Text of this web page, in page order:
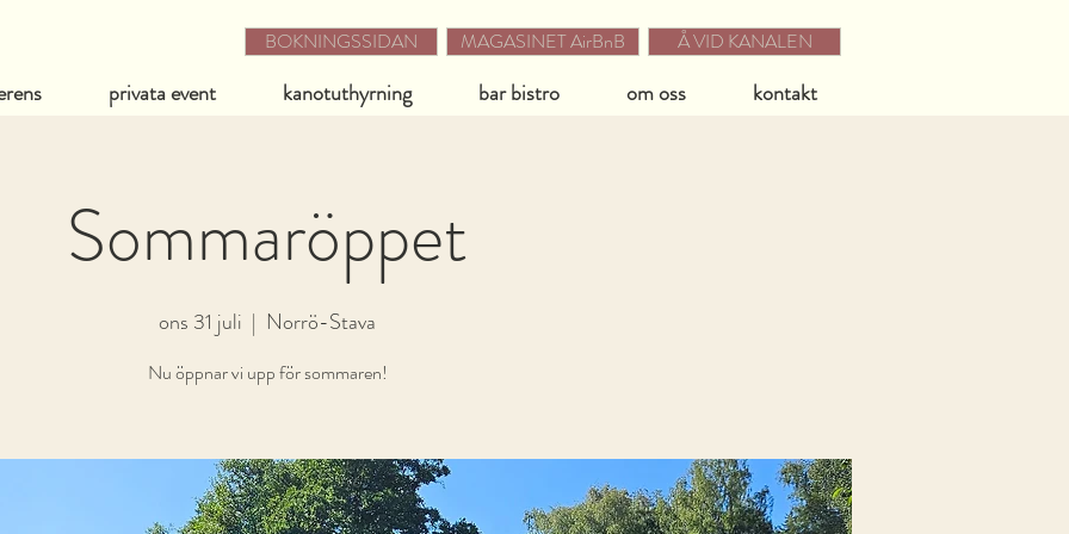
Å VID KANALEN
BOKNINGSSIDAN MAGASINET AirBnB
privata event kanotuthyrning bar bistro om oss kontakt
Sommaröppet
ons 31 juli
  |
Norrö-Stava
Nu öppnar vi upp för sommaren!